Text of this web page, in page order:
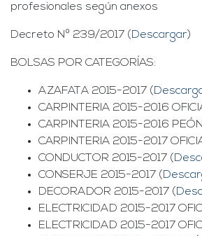
profesionales según anexos
Decreto Nº 239/2017 (Descargar)
BOLSAS POR CATEGORÍAS:
AZAFATA 2015-2017 (
CARPINTERIA 2015-2016
CARPINTERIA 2015-2016
CARPINTERIA 2015-2017
CONDUCTOR 2015-2017 (
CONSERJE 2015-2017 (
DECORADOR 2015-2017 (
ELECTRICIDAD 2015-2017
ELECTRICIDAD 2015-2017